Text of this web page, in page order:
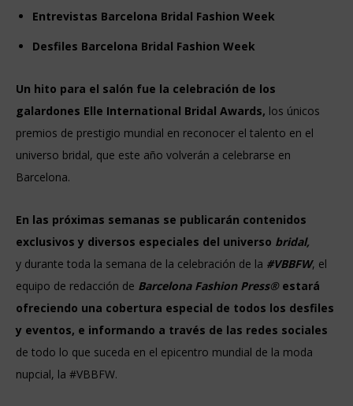
Entrevistas Barcelona Bridal Fashion Week
Desfiles Barcelona Bridal Fashion Week
Un hito para el salón fue la celebración de los
galardones Elle International Bridal Awards, los únicos
premios de prestigio mundial en reconocer el talento en el
universo bridal, que este año volverán a celebrarse en
Barcelona.
En las próximas semanas se publicarán contenidos
exclusivos y diversos especiales del universo bridal,
y durante toda la semana de la celebración de la #VBBFW, el
equipo de redacción de Barcelona Fashion Press®estará
ofreciendo una cobertura especial de todos los desfiles
y eventos, e informando a través de las redes sociales
de todo lo que suceda en el epicentro mundial de la moda
nupcial, la #VBBFW.